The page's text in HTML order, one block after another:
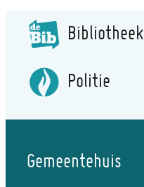
Bibliotheek
Politie
Gemeentehuis